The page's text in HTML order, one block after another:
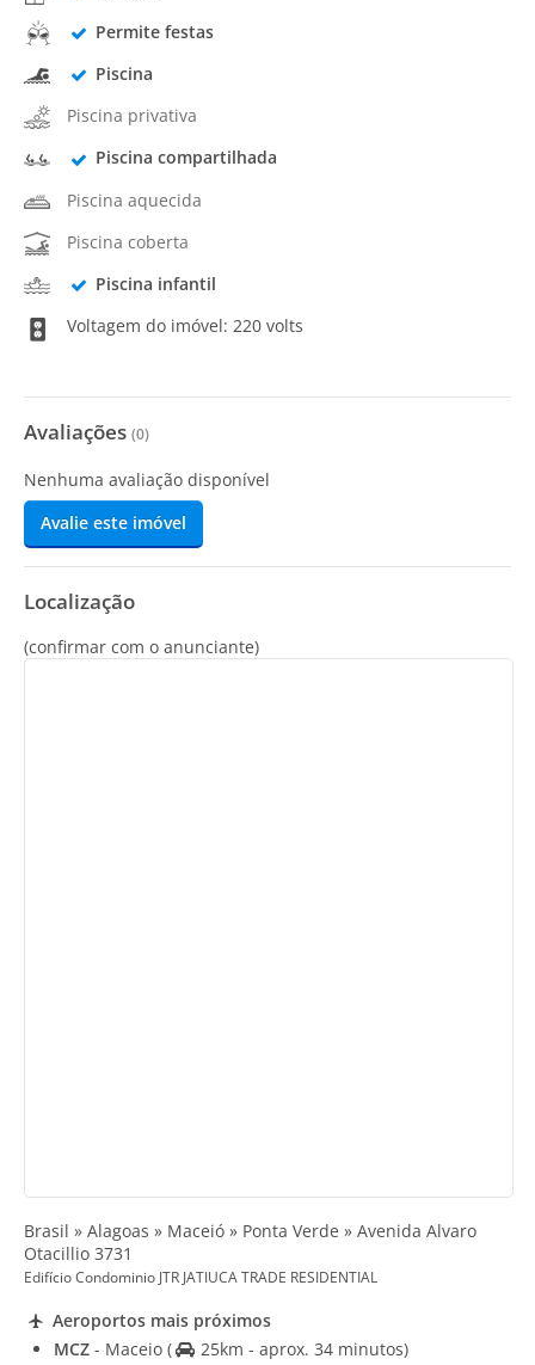
Permite festas
Piscina
Piscina privativa
Piscina compartilhada
Piscina aquecida
Piscina coberta
Piscina infantil
Voltagem do imóvel: 220 volts
Avaliações (0)
Nenhuma avaliação disponível
Avalie este imóvel
Localização
(confirmar com o anunciante)
Brasil » Alagoas » Maceió » Ponta Verde » Avenida Alvaro
Otacillio 3731
Edifício Condominio JTR JATIUCA TRADE RESIDENTIAL
Aeroportos mais próximos
MCZ - Maceio (
25km - aprox. 34 minutos)